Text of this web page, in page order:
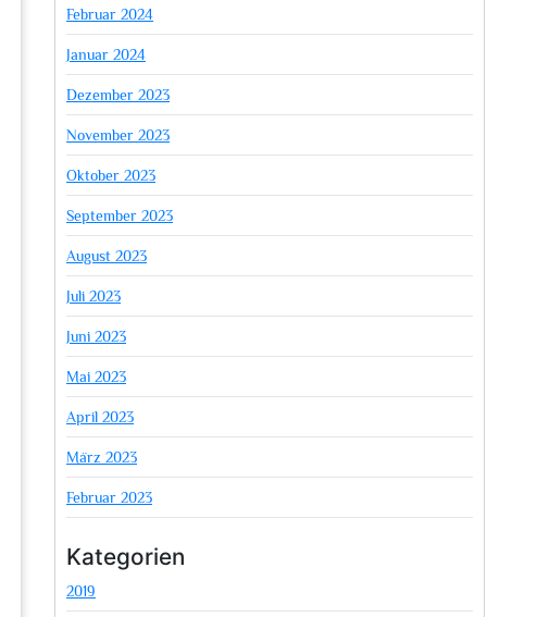
Februar 2024
Januar 2024
Dezember 2023
November 2023
Oktober 2023
September 2023
August 2023
Juli 2023
Juni 2023
Mai 2023
April 2023
März 2023
Februar 2023
Kategorien
2019